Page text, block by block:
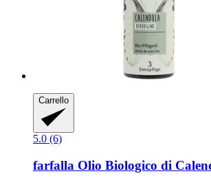
Carrello
5.0 (6)
farfalla Olio Biologico di